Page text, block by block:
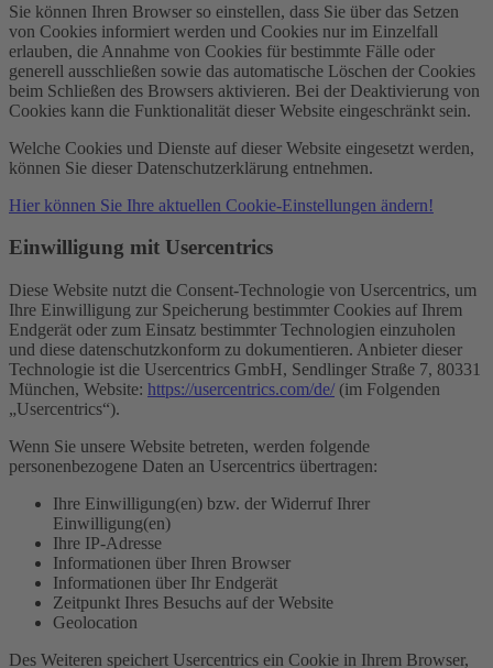
Sie können Ihren Browser so einstellen, dass Sie über das Setzen
von Cookies informiert werden und Cookies nur im Einzelfall
erlauben, die Annahme von Cookies für bestimmte Fälle oder
generell ausschließen sowie das automatische Löschen der Cookies
beim Schließen des Browsers aktivieren. Bei der Deaktivierung von
Cookies kann die Funktionalität dieser Website eingeschränkt sein.
Welche Cookies und Dienste auf dieser Website eingesetzt werden,
können Sie dieser Datenschutzerklärung entnehmen.
Hier können Sie Ihre aktuellen Cookie-Einstellungen ändern!
Einwilligung mit Usercentrics
Diese Website nutzt die Consent-Technologie von Usercentrics, um
Ihre Einwilligung zur Speicherung bestimmter Cookies auf Ihrem
Endgerät oder zum Einsatz bestimmter Technologien einzuholen
und diese datenschutzkonform zu dokumentieren. Anbieter dieser
Technologie ist die Usercentrics GmbH, Sendlinger Straße 7, 80331
München, Website: https://usercentrics.com/de/ (im Folgenden
„Usercentrics“).
Wenn Sie unsere Website betreten, werden folgende
personenbezogene Daten an Usercentrics übertragen:
Ihre Einwilligung(en) bzw. der Widerruf Ihrer
Einwilligung(en)
Ihre IP-Adresse
Informationen über Ihren Browser
Informationen über Ihr Endgerät
Zeitpunkt Ihres Besuchs auf der Website
Geolocation
Des Weiteren speichert Usercentrics ein Cookie in Ihrem Browser,